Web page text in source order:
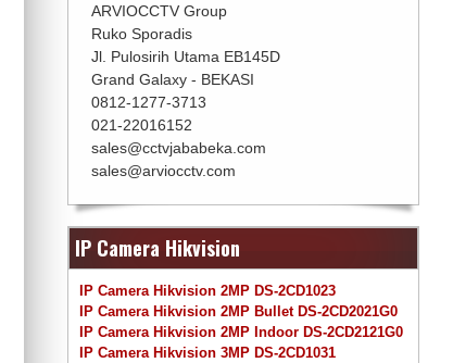
ARVIOCCTV Group
Ruko Sporadis
Jl. Pulosirih Utama EB145D
Grand Galaxy - BEKASI
0812-1277-3713
021-22016152
sales@cctvjababeka.com
sales@arviocctv.com
IP Camera Hikvision
IP Camera Hikvision 2MP DS-2CD1023
IP Camera Hikvision 2MP Bullet DS-2CD2021G0
IP Camera Hikvision 2MP Indoor DS-2CD2121G0
IP Camera Hikvision 3MP DS-2CD1031